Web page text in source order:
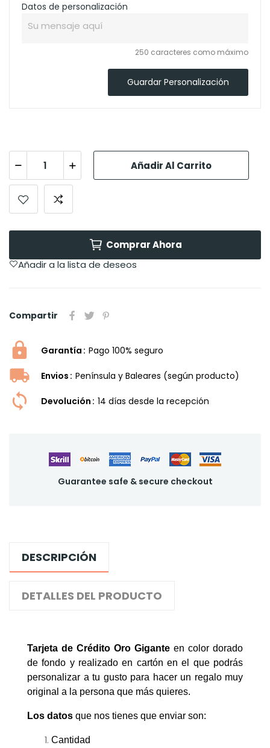
Datos de personalización
250 caracteres como máximo
Guardar Personalización
Añadir Al Carrito
Comprar Ahora
Añadir a la lista de deseos
Compartir
Garantía Pago 100% seguro
Envios Península y Baleares (según producto)
Devolución 14 dí­as desde la recepción
Guarantee safe & secure checkout
DESCRIPCIÓN
DETALLES DEL PRODUCTO
Tarjeta de Crédito Oro Gigante en color dorado
de fondo y realizado en cartón en el que podrás
personalizar a tu gusto para hacer un regalo muy
original a la persona que más quieres.
Los datos que nos tienes que enviar son:
Cantidad